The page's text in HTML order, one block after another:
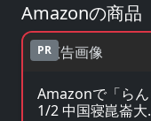
Amazonの商品
PR
Amazonで「らん
1/2 中国寝崑崙大